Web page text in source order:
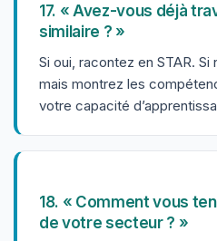
17. « Avez-vous déjà
similaire ? »
Si oui, racontez en STAR.
mais montrez les
votre capacité
18. « Comment vous
de votre secteur ? »